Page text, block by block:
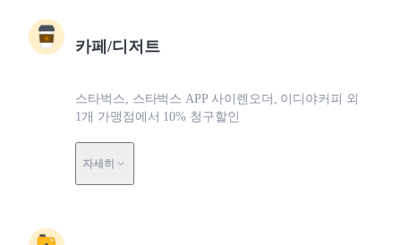
카페/디저트
스타벅스, 스타벅스 APP 사이렌오더, 이디야커피 외
1개 가맹점에서 10% 청구할인
자세히